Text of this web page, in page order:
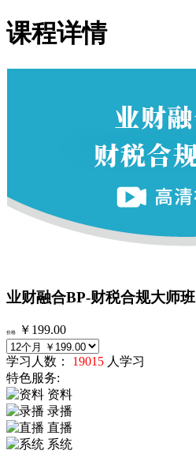
课程详情
业财融合BP-财税合规大师班
价格 ￥199.00
学习人数： 19015 人学习
特色服务:
资料
录播
直播
系统